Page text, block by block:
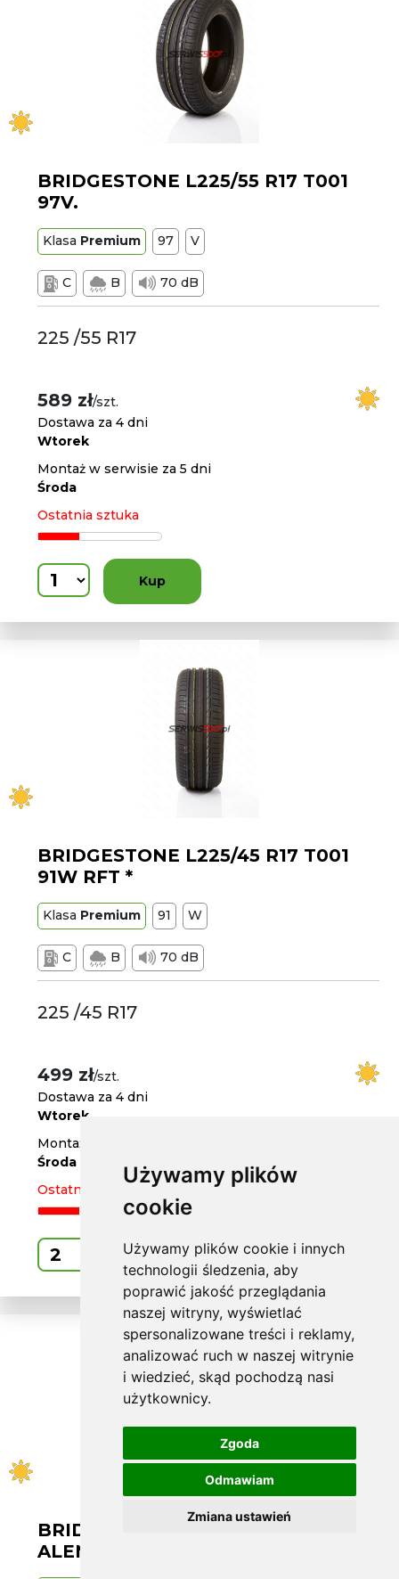
Używamy plików
cookie
Używamy plików cookie i innych
technologii śledzenia, aby
poprawić jakość przeglądania
naszej witryny, wyświetlać
spersonalizowane treści i reklamy,
analizować ruch w naszej witrynie
i wiedzieć, skąd pochodzą nasi
użytkownicy.
Zgoda
Odmawiam
Zmiana ustawień
BRIDGESTONE L225/55 R17 T001
97V.
Klasa Premium 97 V
C B 70 dB
225 /55 R17
589 zł/szt.
Dostawa za 4 dni
Wtorek
Montaż w serwisie za 5 dni
Środa
Ostatnia sztuka
Kup
BRIDGESTONE L225/45 R17 T001
91W RFT *
Klasa Premium 91 W
C B 70 dB
225 /45 R17
499 zł/szt.
Dostawa za 4 dni
Wtorek
Montaż w serwisie za 5 dni
Środa
Ostatnie 2 sztuki
Kup
BRIDGESTONE L285/40 R21
ALENZA1 109Y XL